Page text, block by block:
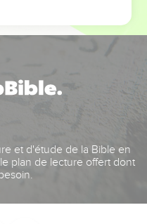
et d'étude de la Bible en
plan de lecture offert dont